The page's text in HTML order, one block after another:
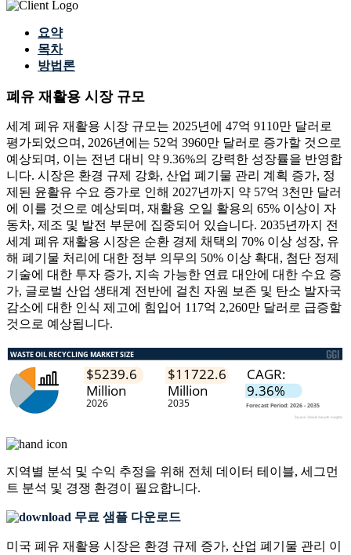
요약
목차
방법론
폐유 재활용 시장 규모
세계 폐유 재활용 시장 규모는 2025년에 47억 9110만 달러로
평가되었으며, 2026년에는 52억 3960만 달러로 증가할 것으로
예상되며, 이는 전년 대비 약 9.36%의 강력한 성장률을 반영합
니다. 시장은 환경 규제 강화, 산업 폐기물 관리 계획 증가, 정
제된 윤활유 수요 증가로 인해 2027년까지 약 57억 3천만 달러
에 이를 것으로 예상되며, 재활용 오일 활용의 65% 이상이 자
동차, 제조 및 발전 부문에 집중되어 있습니다. 2035년까지 전
세계 폐유 재활용 시장은 순환 경제 채택의 70% 이상 성장, 유
해 폐기물 처리에 대한 정부 의무의 50% 이상 확대, 첨단 정제
기술에 대한 투자 증가, 지속 가능한 연료 대안에 대한 수요 증
가, 글로벌 산업 생태계 전반에 걸친 자원 보존 및 탄소 발자국
감소에 대한 인식 제고에 힘입어 117억 2,260만 달러로 급증할
것으로 예상됩니다.
지역별 분석 및 수익 추정을 위해 전체 데이터 테이블, 세그먼
트 분석 및 경쟁 환경이 필요합니다.
무료 샘플 다운로드
미국 폐유 재활용 시장은 환경 규제 증가, 산업 폐기물 관리 이